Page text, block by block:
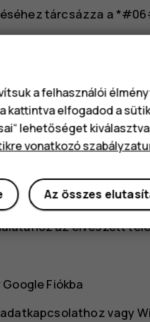
tárcsázza a
a telefonra vagy a
rendelkezik,
dobozán is látható.
és feloldása
megkeresheti,
az elveszett
Fiókba
vagy
a felhasználói
kattintva elfogadod a
lehetőséget
vonatkozó
Az összes